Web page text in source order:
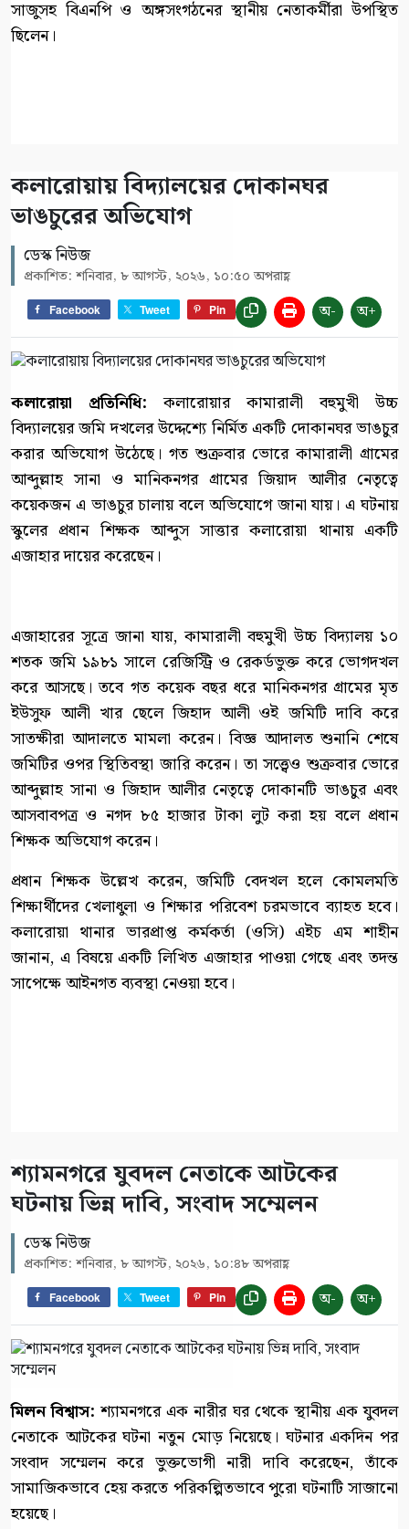
সাজুসহ বিএনপি ও অঙ্গসংগঠনের স্থানীয় নেতাকর্মীরা উপস্থিত
ছিলেন।
কলারোয়ায় বিদ্যালয়ের দোকানঘর
ভাঙচুরের অভিযোগ
ডেস্ক নিউজ
প্রকাশিত: শনিবার, ৮ আগস্ট, ২০২৬, ১০:৫০ অপরাহ্ণ
Facebook Tweet Pin অ- অ+
কলারোয়া প্রতিনিধি: কলারোয়ার কামারালী বহুমুখী উচ্চ
বিদ্যালয়ের জমি দখলের উদ্দেশ্যে নির্মিত একটি দোকানঘর ভাঙচুর
করার অভিযোগ উঠেছে। গত শুক্রবার ভোরে কামারালী গ্রামের
আব্দুল্লাহ সানা ও মানিকনগর গ্রামের জিয়াদ আলীর নেতৃত্বে
কয়েকজন এ ভাঙচুর চালায় বলে অভিযোগে জানা যায়। এ ঘটনায়
স্কুলের প্রধান শিক্ষক আব্দুস সাত্তার কলারোয়া থানায় একটি
এজাহার দায়ের করেছেন।
এজাহারের সূত্রে জানা যায়, কামারালী বহুমুখী উচ্চ বিদ্যালয় ১০
শতক জমি ১৯৮১ সালে রেজিস্ট্রি ও রেকর্ডভুক্ত করে ভোগদখল
করে আসছে। তবে গত কয়েক বছর ধরে মানিকনগর গ্রামের মৃত
ইউসুফ আলী খার ছেলে জিহাদ আলী ওই জমিটি দাবি করে
সাতক্ষীরা আদালতে মামলা করেন। বিজ্ঞ আদালত শুনানি শেষে
জমিটির ওপর স্থিতিবস্থা জারি করেন। তা সত্ত্বেও শুক্রবার ভোরে
আব্দুল্লাহ সানা ও জিহাদ আলীর নেতৃত্বে দোকানটি ভাঙচুর এবং
আসবাবপত্র ও নগদ ৮৫ হাজার টাকা লুট করা হয় বলে প্রধান
শিক্ষক অভিযোগ করেন।
প্রধান শিক্ষক উল্লেখ করেন, জমিটি বেদখল হলে কোমলমতি
শিক্ষার্থীদের খেলাধুলা ও শিক্ষার পরিবেশ চরমভাবে ব্যাহত হবে।
কলারোয়া থানার ভারপ্রাপ্ত কর্মকর্তা (ওসি) এইচ এম শাহীন
জানান, এ বিষয়ে একটি লিখিত এজাহার পাওয়া গেছে এবং তদন্ত
সাপেক্ষে আইনগত ব্যবস্থা নেওয়া হবে।
শ্যামনগরে যুবদল নেতাকে আটকের
ঘটনায় ভিন্ন দাবি, সংবাদ সম্মেলন
ডেস্ক নিউজ
প্রকাশিত: শনিবার, ৮ আগস্ট, ২০২৬, ১০:৪৮ অপরাহ্ণ
Facebook Tweet Pin অ- অ+
মিলন বিশ্বাস: শ্যামনগরে এক নারীর ঘর থেকে স্থানীয় এক যুবদল
নেতাকে আটকের ঘটনা নতুন মোড় নিয়েছে। ঘটনার একদিন পর
সংবাদ সম্মেলন করে ভুক্তভোগী নারী দাবি করেছেন, তাঁকে
সামাজিকভাবে হেয় করতে পরিকল্পিতভাবে পুরো ঘটনাটি সাজানো
হয়েছে।